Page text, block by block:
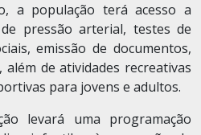
a população terá acesso a
pressão arterial, testes de
emissão de documentos,
de atividades recreativas
para jovens e adultos.
levará uma programação